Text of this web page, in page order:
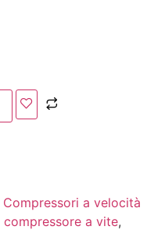
Compressori a velocità
compressore a vite,